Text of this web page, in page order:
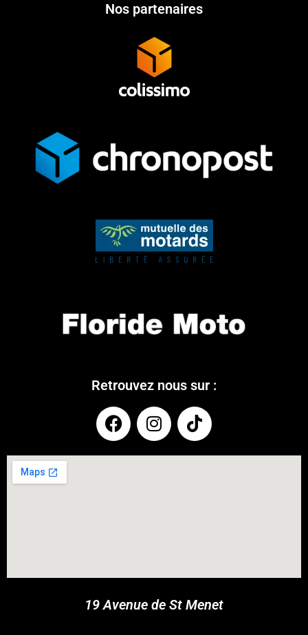
Nos partenaires
Retrouvez nous sur :
19 Avenue de St Menet